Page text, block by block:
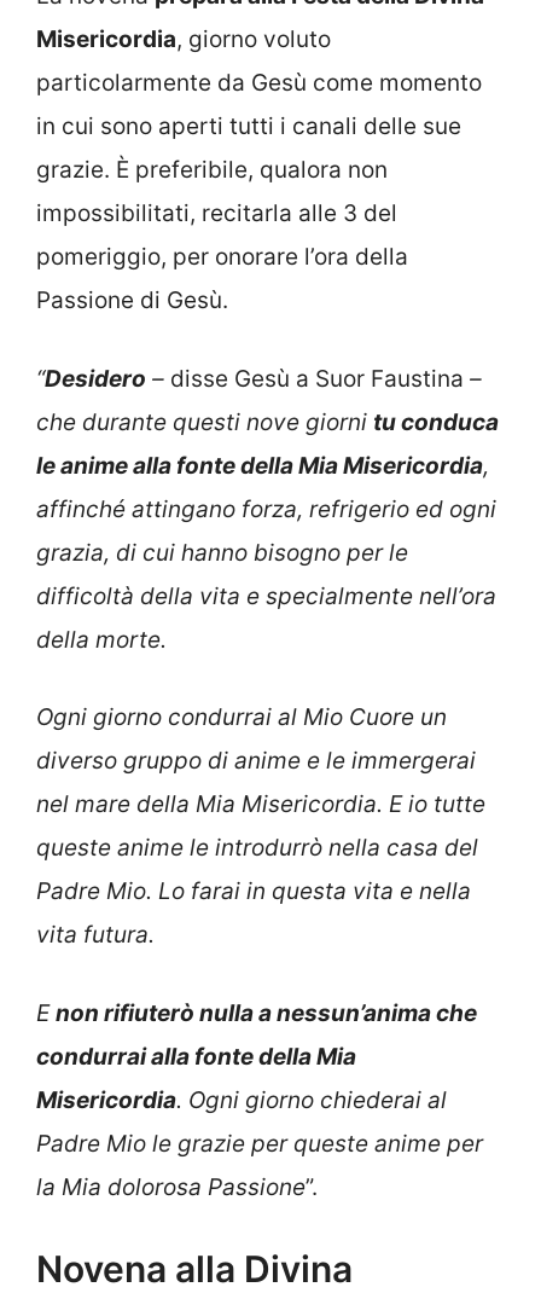
Misericordia, giorno voluto
particolarmente da Gesù come momento
in cui sono aperti tutti i canali delle sue
grazie. È preferibile, qualora non
impossibilitati, recitarla alle 3 del
pomeriggio, per onorare l’ora della
Passione di Gesù.
“Desidero – disse Gesù a Suor Faustina –
che durante questi nove giorni tu conduca
le anime alla fonte della Mia Misericordia,
affinché attingano forza, refrigerio ed ogni
grazia, di cui hanno bisogno per le
difficoltà della vita e specialmente nell’ora
della morte.
Ogni giorno condurrai al Mio Cuore un
diverso gruppo di anime e le immergerai
nel mare della Mia Misericordia. E io tutte
queste anime le introdurrò nella casa del
Padre Mio. Lo farai in questa vita e nella
vita futura.
Enon rifiuterò nulla a nessun’anima che
condurrai alla fonte della Mia
Misericordia. Ogni giorno chiederai al
Padre Mio le grazie per queste anime per
la Mia dolorosa Passione”.
Novena alla Divina